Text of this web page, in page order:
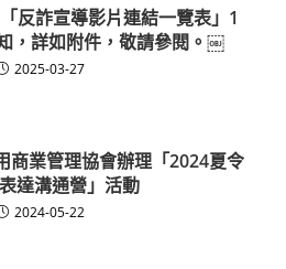
反詐宣導影片連結一覽表」1
，詳如附件，敬請參閱。￼
2025-03-27
商業管理協會辦理「2024夏令
達溝通營」活動
2024-05-22